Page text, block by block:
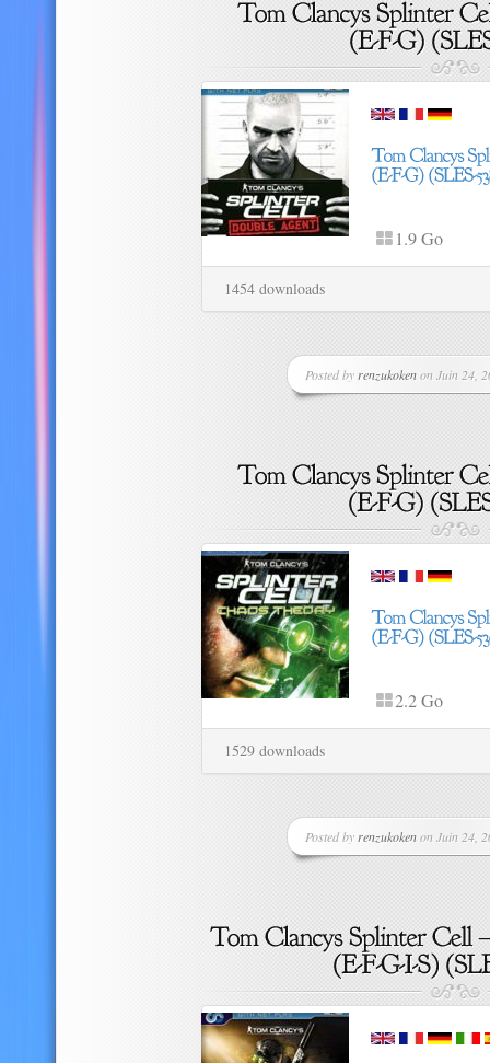
1.9 Go
1454 downloads
Posted by renzukokenon Juin 24,
2.2 Go
1529 downloads
Posted by renzukokenon Juin 24,